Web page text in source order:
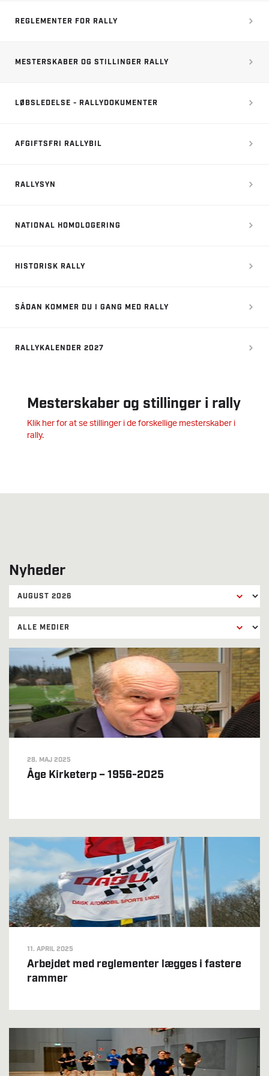
REGLEMENTER FOR RALLY
MESTERSKABER OG STILLINGER RALLY
LØBSLEDELSE - RALLYDOKUMENTER
AFGIFTSFRI RALLYBIL
RALLYSYN
NATIONAL HOMOLOGERING
HISTORISK RALLY
SÅDAN KOMMER DU I GANG MED RALLY
RALLYKALENDER 2027
Mesterskaber og stillinger i rally
Klik her for at se stillinger i de forskellige mesterskaber i
rally.
Nyheder
28. MAJ 2025
Åge Kirketerp – 1956-2025
11. APRIL 2025
Arbejdet med reglementer lægges i fastere
rammer